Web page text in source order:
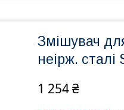
Змішувач
неірж.
1 254 ₴